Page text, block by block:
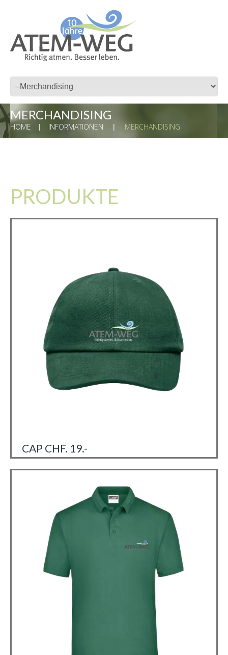
MERCHANDISING
HOME INFORMATIONEN MERCHANDISING
PRODUKTE
CAP CHF. 19.-